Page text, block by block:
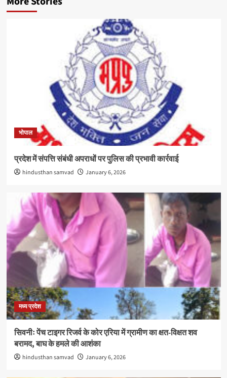
भोपाल
प्रदेश में संपत्ति संबंधी अपराधों पर पुलिस की प्रभावी कार्रवाई
hindusthan samvad January 6, 2026
मध्य प्रदेश
सिवनीः पेंच टाइगर रिजर्व के कोर एरिया में ग्रामीण का क्षत-विक्षत शव
बरामद, बाघ के हमले की आशंका
hindusthan samvad January 6, 2026